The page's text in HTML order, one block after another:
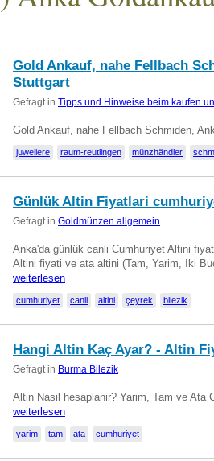
Gold Ankauf, nahe Fellbach
Stuttgart
Gefragt in Tipps und Hinweise beim kaufen
Gold Ankauf, nahe Fellbach Schmiden,
juweliere raum-reutlingen münzhändler
Günlük Altin Fiyatlari
Gefragt in Goldmünzen allgemein
Anka'da günlük canli Cumhuriyet Altini
Altini fiyati ve ata altini (Tam, Yarim, Iki
weiterlesen
cumhuriyet canli altini çeyrek bilezik
Hangi Altin Kaç Ayar? - Altin
Gefragt in Burma Bilezik
Altin Nasil hesaplanir? Yarim, Tam ve Ata
weiterlesen
yarim tam ata cumhuriyet